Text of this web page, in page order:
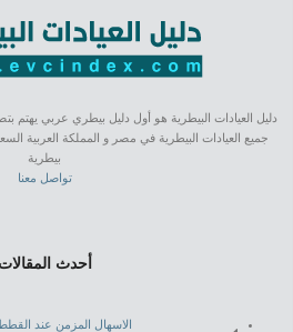
دليل العيادات البيطرية هو أول دليل بيطري عربي يهتم
جميع العيادات البيطرية في مصر و المملكة العربية
بيطرية
تواصل معنا
أحدث المقالات
الاسهال المزمن عند